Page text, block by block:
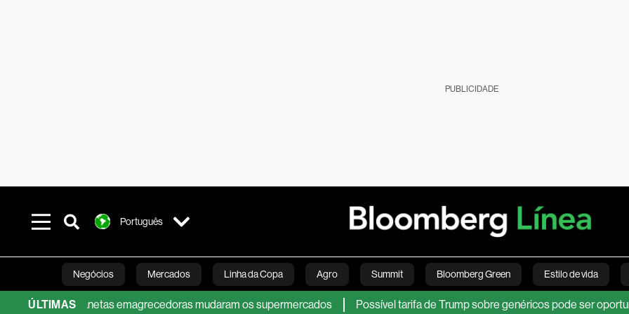
PUBLICIDADE
Português
Negócios Mercados Linha da Copa Agro Summit Bloomberg Green Estilo de vida
Línea Studios Podcasts Inovação Finanças pessoais Viagens Internacional Brasil
ÚLTIMAS
como canetas emagrecedoras mudaram os supermercados Possível tarifa de Trump sobre genéricos pode ser